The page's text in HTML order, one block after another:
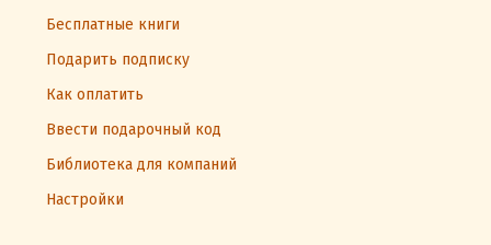
Бесплатные книги
Подарить подписку
Как оплатить
Ввести подарочный код
Библиотека для компаний
Настройки